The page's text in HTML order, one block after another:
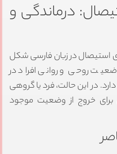
درماندگی و
استیصال در زبان فارسی شکل
روحی و روانی افراد در
در این حالت، فرد یا گروهی
خروج از وضعیت موجود